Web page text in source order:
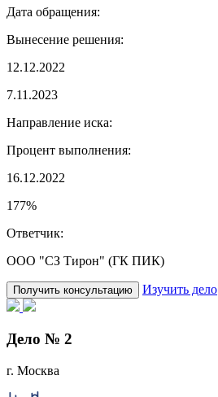
Дата обращения:
Вынесение решения:
12.12.2022
7.11.2023
Направление иска:
Процент выполнения:
16.12.2022
177%
Ответчик:
ООО "СЗ Тирон" (ГК ПИК)
Получить консультацию Изучить дело
Дело № 2
г. Москва